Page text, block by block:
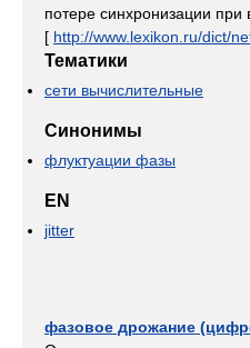
потере синхронизации при
[ http://www.lexikon.ru/dict/
Тематики
сети вычислительные
Синонимы
флуктуации фазы
EN
jitter
фазовое дрожание